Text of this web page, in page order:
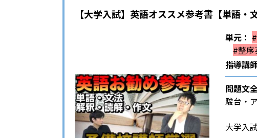
【大学入試】英語オススメ参考書【単語・
単元：
#整序
指導講
問題文
駿台・
大学入